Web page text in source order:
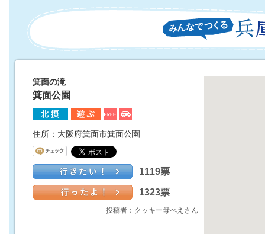
箕面の滝
箕面公園
住所：大阪府箕面市箕面公園
1119票
1323票
投稿者：クッキー母べえさん